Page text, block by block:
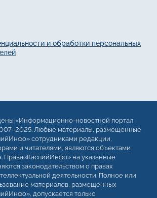
и обработки персональных
«Информационно-новостной портал
Любые материалы, размещенные
сотрудниками редакции,
и читателями, являются объектами
Права«КаспийИнфо» на указанные
законодательством о правах
деятельности. Полное или
материалов, размещенных
допускается только